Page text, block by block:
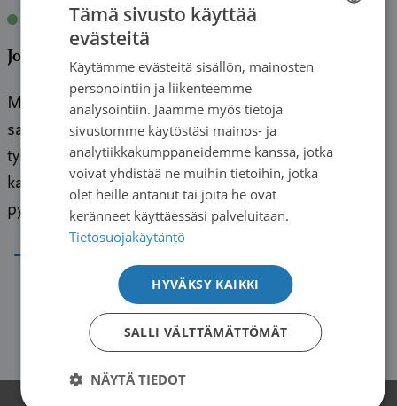
14.07.2022 | Kaija Pirttijärvi
Jos saisin vielä yhden kesän
Munuaissyöpädiagnoosi tuli vuonna 2017 kuin
salama kirkkaalta taivaalta ja vapaa pudotus
tyhjyyteen. Kaikki oli mustaa. Oli vain varjoja, jotka
kaatuivat päälle. Tulevaisuus peittyi usvaan. En
pystynyt […]
→
SWEDISH
Tämä sivusto käyttää
evästeitä
Käytämme evästeitä sisällön, mainosten
personointiin ja liikenteemme
analysointiin. Jaamme myös tietoja
sivustomme käytöstäsi mainos- ja
analytiikkakumppaneidemme kanssa, jotka
voivat yhdistää ne muihin tietoihin, jotka
olet heille antanut tai joita he ovat
keränneet käyttäessäsi palveluitaan.
Tietosuojakäytäntö
HYVÄKSY KAIKKI
SALLI VÄLTTÄMÄTTÖMÄT
NÄYTÄ TIEDOT